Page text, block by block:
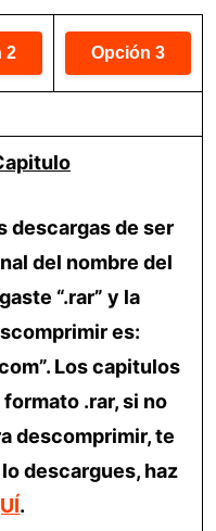
descargas de ser
del nombre del
“.rar” y la
es:
Los capitulos
.rar, si no
descomprimir, te
descargues, haz
.